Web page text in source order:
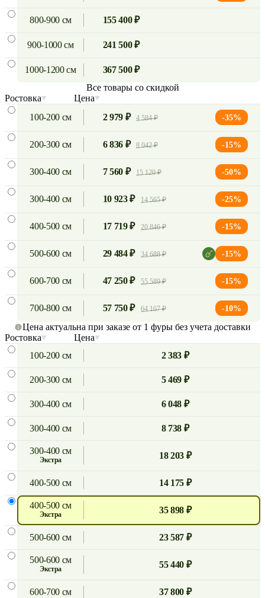
800-900 см 155 400 ₽
900-1000 см 241 500 ₽
1000-1200 см
367 500 ₽
Все товары со скидкой
Ростовка
Цена
100-200 см
2 979 ₽ 4 584 ₽ -35%
200-300 см 6 836 ₽ 8 042 ₽ -15%
300-400 см 7 560 ₽ 15 120 ₽ -50%
300-400 см 10 923 ₽ 14 565 ₽ -25%
400-500 см 17 719 ₽ 20 846 ₽ -15%
500-600 см 29 484 ₽ 34 688 ₽ -15%
600-700 см 47 250 ₽ 55 589 ₽ -15%
700-800 см 57 750 ₽ 64 167 ₽ -10%
Цена актуальна при заказе от 1 фуры без учета доставки
Ростовка
Цена
100-200 см
2 383 ₽
200-300 см 5 469 ₽
300-400 см 6 048 ₽
300-400 см 8 738 ₽
300-400 см
экстра 18 203 ₽
400-500 см 14 175 ₽
400-500 см
экстра 35 898 ₽
500-600 см 23 587 ₽
500-600 см
экстра 55 440 ₽
600-700 см 37 800 ₽